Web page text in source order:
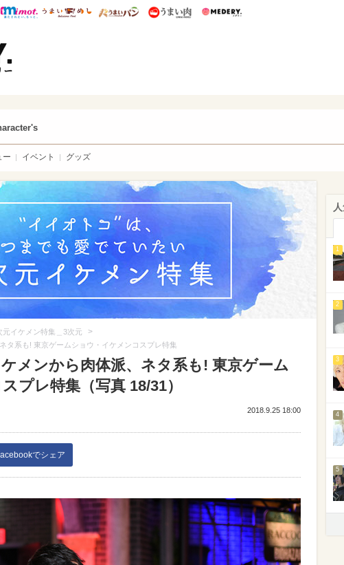
ウレぴあ総研 ディズニー特集
mimot. うまいめし うまいパン うまい肉
ー イベント グッズ
元イケメン特集＿3次元 >
タ系も! 東京ゲームショウ・イケメンコスプレ特集
ケメンから肉体派、ネタ系も! 東京ゲーム
プレ特集（写真 18/31）
2018.9.25 18:00
でシェア
1
2
3
4
5